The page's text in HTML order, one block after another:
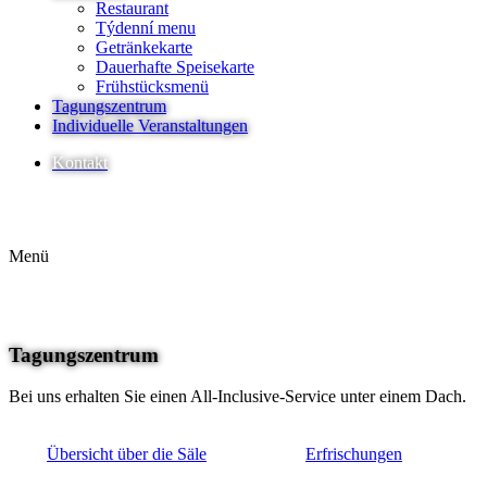
Restaurant
Týdenní menu
Getränkekarte
Dauerhafte Speisekarte
Frühstücksmenü
Tagungszentrum
Individuelle Veranstaltungen
Kontakt
Menü
Tagungszentrum
Bei uns erhalten Sie einen All-Inclusive-Service unter einem Dach.
Übersicht über die Säle
Erfrischungen